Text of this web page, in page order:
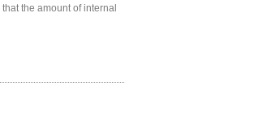
the amount of internal